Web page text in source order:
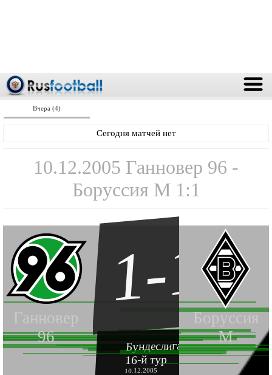
Вчера (4)
Сегодня матчей нет
10.12.2005 Ганновер 96 -
Боруссия М 1:1
Ганновер
96
Боруссия
М
1-1
Бундеслига 1 2005-2006
16-й тур
10.12.2005